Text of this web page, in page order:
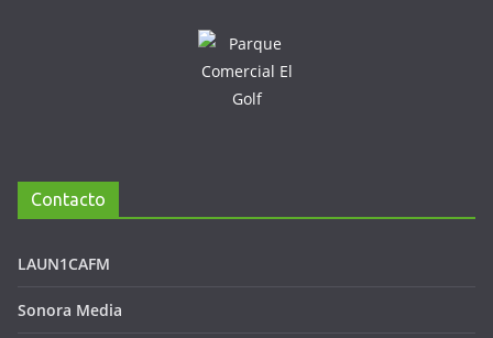
Contacto
LAUN1CAFM
Sonora Media